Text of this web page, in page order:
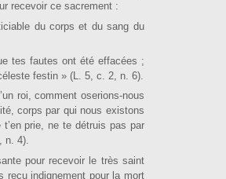
recevoir ce sacrement :
du corps et du sang du
tes fautes ont été effacées ;
festin » (L. 5, c. 2, n. 6).
roi, com­ment oserions-nous
corps par qui nous existons
prie, ne te détruis pas par
n. 4).
pour recevoir le très saint
reçu indignement pour la mort